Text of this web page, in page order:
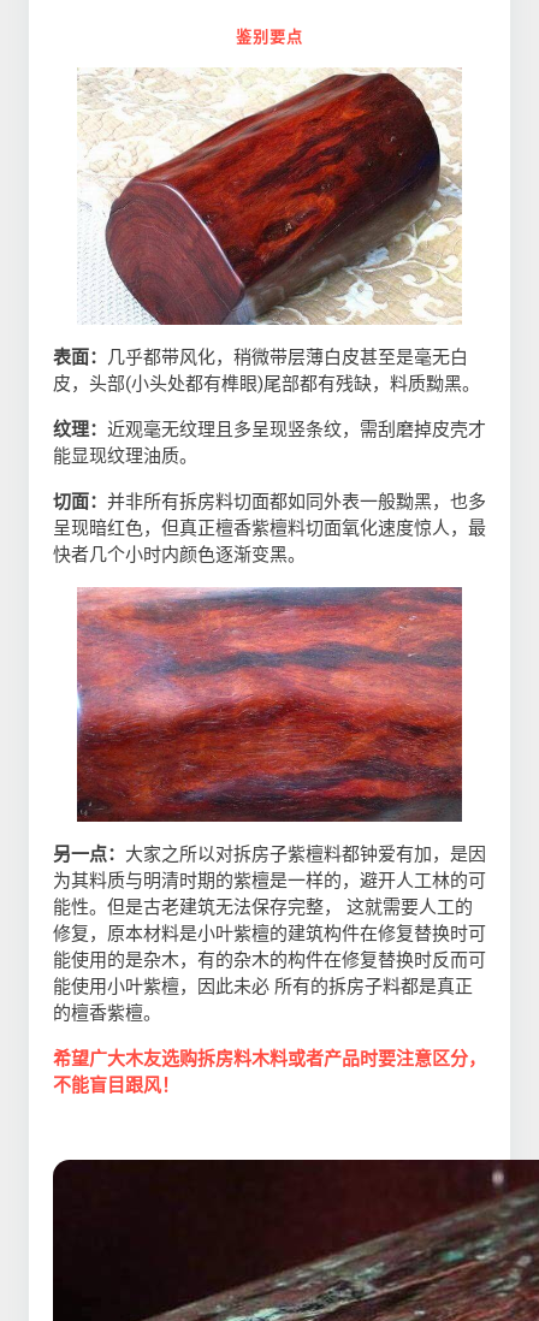
鉴别要点
表面： 几乎都带风化，稍微带层薄白皮甚至是毫无白
皮，头部(小头处都有榫眼)尾部都有残缺，料质黝黑。
纹理： 近观毫无纹理且多呈现竖条纹，需刮磨掉皮壳才
能显现纹理油质。
切面： 并非所有拆房料切面都如同外表一般黝黑，也多
呈现暗红色，但真正檀香紫檀料切面氧化速度惊人，最
快者几个小时内颜色逐渐变黑。
另一点： 大家之所以对拆房子紫檀料都钟爱有加，是因
为其料质与明清时期的紫檀是一样的，避开人工林的可
能性。但是古老建筑无法保存完整， 这就需要人工的
修复，原本材料是小叶紫檀的建筑构件在修复替换时可
能使用的是杂木，有的杂木的构件在修复替换时反而可
能使用小叶紫檀，因此未必 所有的拆房子料都是真正
的檀香紫檀。
希望广大木友选购拆房料木料或者产品时要注意区分，
不能盲目跟风！